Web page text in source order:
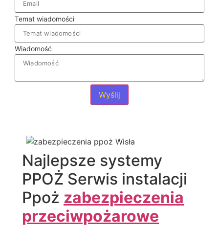
Temat wiadomości
Wiadomość
Wyślij
Najlepsze systemy
PPOŻ Serwis instalacji
Ppoż zabezpieczenia
przeciwpożarowe